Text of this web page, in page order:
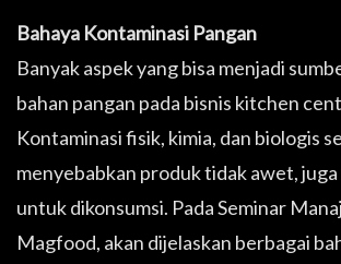
Bahaya Kontaminasi Pangan
Banyak aspek yang bisa menjadi
bahan pangan pada bisnis kitchen
Kontaminasi fisik, kimia, dan biologis
menyebabkan produk tidak awet, juga
untuk dikonsumsi. Pada Seminar
Magfood, akan dijelaskan berbagai